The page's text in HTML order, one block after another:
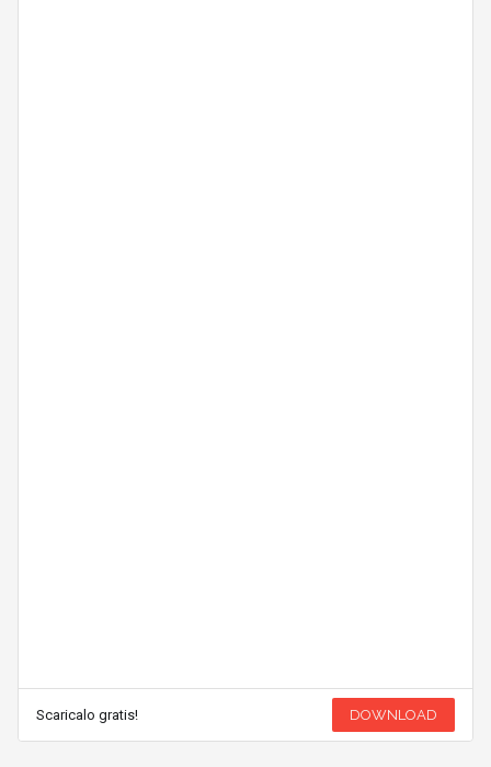
Scaricalo gratis! DOWNLOAD